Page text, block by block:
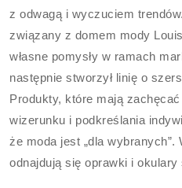
z odwagą i wyczuciem
związany z domem mody
własne pomysły w ramach
następnie stworzył linię o
Produkty, które mają zachęcać
wizerunku i podkreślania
że moda jest „dla
odnajdują się oprawki i